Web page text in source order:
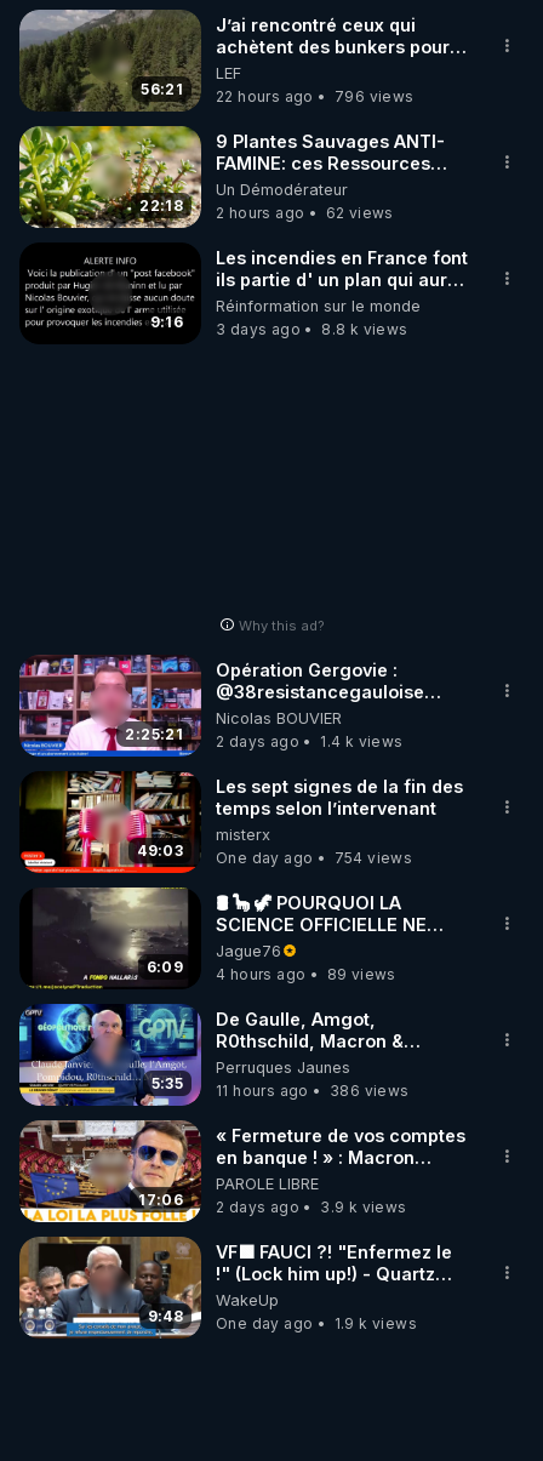
56:21
J’ai rencontré ceux qui
achètent des bunkers pour
survivre à la fin du monde
LEF
22 hours ago
796 views
22:18
9 Plantes Sauvages ANTI-
FAMINE: ces Ressources
JARDIN&des Haies
Un Démodérateur
2 hours ago
62 views
9:16
Les incendies en France font
ils partie d' un plan qui aurait
débuté le 11 septembre 2001
?
Réinformation sur le monde
3 days ago
8.8 k views
Why this ad?
2:25:21
Opération Gergovie :
‪@38resistancegauloise‬
‪@MarionSigautOfficiel‬
‪@gladysriifard5710‬ Laëtitia
Nicolas BOUVIER
2 days ago
1.4 k views
49:03
Les sept signes de la fin des
temps selon l’intervenant
misterx
One day ago
754 views
6:09
🛢 🦕 🦖 POURQUOI LA
SCIENCE OFFICIELLE NE
CONNAÎT-ELLE PAS LA VRAIE
ORIGINE DU PÉTROLE ?
Jague76
4 hours ago
89 views
5:35
De Gaulle, Amgot,
R0thschild, Macron &
Pompidou… Macron Claude
Janvier, GPTV, 18 X 2024
Perruques Jaunes
11 hours ago
386 views
17:06
« Fermeture de vos comptes
en banque ! » : Macron
impose une loi folle !
PAROLE LIBRE
2 days ago
3.9 k views
9:48
VF🟩 FAUCI ?! "Enfermez le
!" (Lock him up!) - Quartz
Traduction
WakeUp
One day ago
1.9 k views